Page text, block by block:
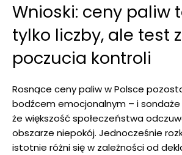
Wnioski: ceny paliw
tylko liczby, ale test
poczucia kontroli
Rosnące ceny paliw w Polsce
bodźcem emocjonalnym – i sondaże
że większość społeczeństwa
obszarze niepokój. Jednocześnie
istotnie różni się w zależności od